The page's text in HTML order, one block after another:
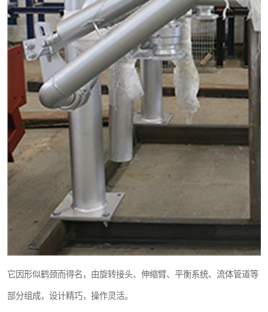
它因形似鹤颈而得名，由旋转接头、伸缩臂、平衡系统、流体管道等
部分组成，设计精巧，操作灵活。